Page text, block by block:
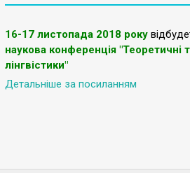
16-17 листопада 2018 року
наукова конференція "Теоретичні
лінгвістики"
Детальніше за посиланням